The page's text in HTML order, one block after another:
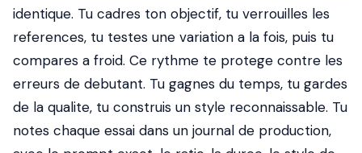
identique. Tu cadres ton objectif, tu verrouilles les
references, tu testes une variation a la fois, puis tu
compares a froid. Ce rythme te protege contre les
erreurs de debutant. Tu gagnes du temps, tu gardes
de la qualite, tu construis un style reconnaissable. Tu
notes chaque essai dans un journal de production,